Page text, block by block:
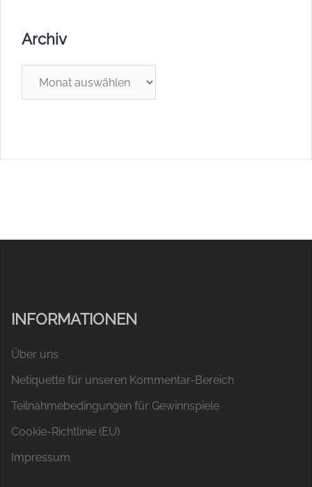
Archiv
INFORMATIONEN
Über uns
Netiquette für unseren Kommentar-Bereich
Teilnahmebedingungen für Gewinnspiele
Cookie-Richtlinie (EU)
Impressum